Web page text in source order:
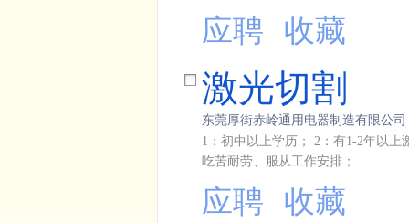
应聘 收藏
激光切割
东莞厚街赤岭通用电器制造有限公司
1：初中以上学历； 2：有1-2年以
吃苦耐劳、服从工作安排；
应聘 收藏